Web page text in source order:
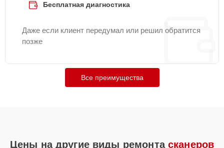
Бесплатная диагностика
Даже если клиент передумал или решил обратится
позже
Все преимущества
Цены на другие виды ремонта сканеров